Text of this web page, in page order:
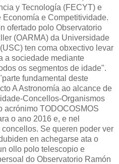
y Tecnología (FECYT) e
e Competitividade.
ofertado polo Observatorio
(OARMA) da Universidade
ten coma obxectivo levar
a sociedade mediante
os segmentos de idade".
fundamental deste
A Astronomía ao alcance de
Concellos-Organismos
acrónimo TODOCOSMOS
o ano 2016 e, e nel
Se queren poder ver
en achegarse ata o
ollo polo telescopio e
do Observatorio Ramón